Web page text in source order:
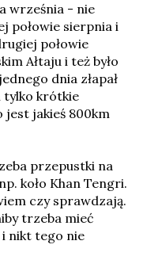
września - nie
połowie sierpnia i
połowie
Ałtaju i też było
dnia złapał
tylko krótkie
jest jakieś 800km
przepustki na
koło Khan Tengri.
czy sprawdzają.
trzeba mieć
i nikt tego nie